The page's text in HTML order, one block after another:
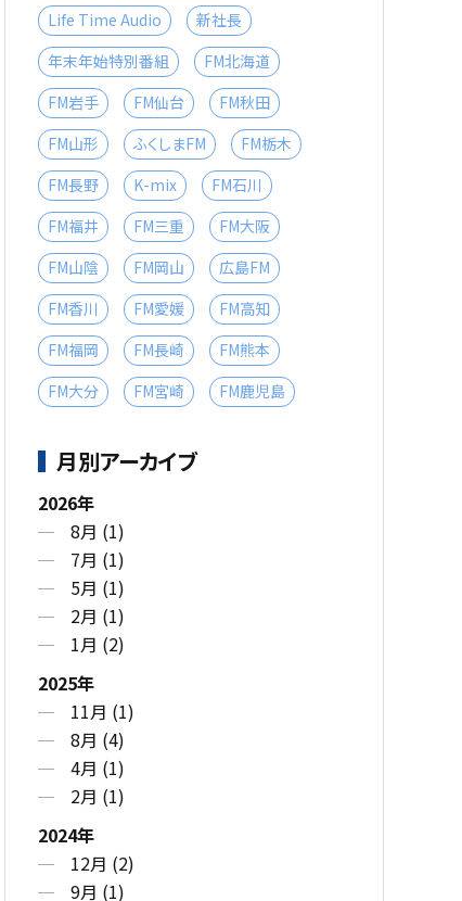
Life Time Audio
新社長
年末年始特別番組
FM北海道
FM岩手
FM仙台
FM秋田
FM山形
ふくしまFM
FM栃木
FM長野
K-mix
FM石川
FM福井
FM三重
FM大阪
FM山陰
FM岡山
広島FM
FM香川
FM愛媛
FM高知
FM福岡
FM長崎
FM熊本
FM大分
FM宮崎 FM鹿児島
月別アーカイブ
2026年
8月 (1)
7月 (1)
5月 (1)
2月 (1)
1月 (2)
2025年
11月 (1)
8月 (4)
4月 (1)
2月 (1)
2024年
12月 (2)
9月 (1)